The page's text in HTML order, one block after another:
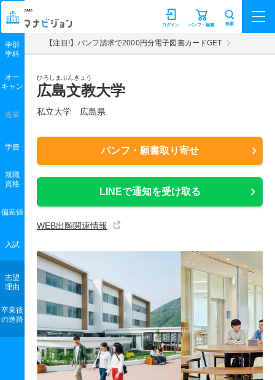
マナビジョン パンフ・願書
ログイン 検索
【注目!】パンフ請求で2000円分電子図書カードGET
ひろしまぶんきょう
広島文教大学
私立大学 広島県
パンフ・願書取り寄せ
LINEで通知を受け取る
WEB出願関連情報
学部
学科
オー
キャン
先輩
学費
就職
資格
偏差値
入試
志望
理由
卒業後
の進路